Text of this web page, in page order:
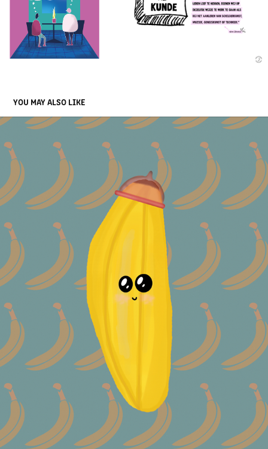
YOU MAY ALSO LIKE
LOWLANDS VLAGGENWOUD
2018